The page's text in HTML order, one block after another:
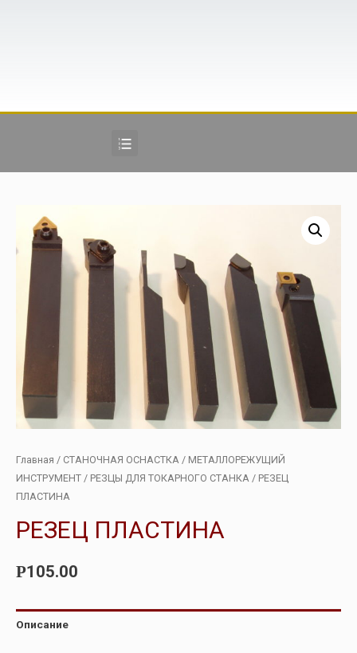
Главная / СТАНОЧНАЯ ОСНАСТКА / МЕТАЛЛОРЕЖУЩИЙ
ИНСТРУМЕНТ / РЕЗЦЫ ДЛЯ ТОКАРНОГО СТАНКА / РЕЗЕЦ
ПЛАСТИНА
РЕЗЕЦ ПЛАСТИНА
Р105.00
Описание